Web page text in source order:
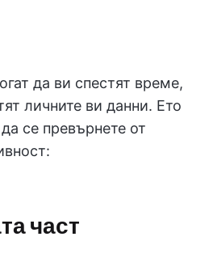
да ви спестят време,
личните ви данни. Ето
се превърнете от
част